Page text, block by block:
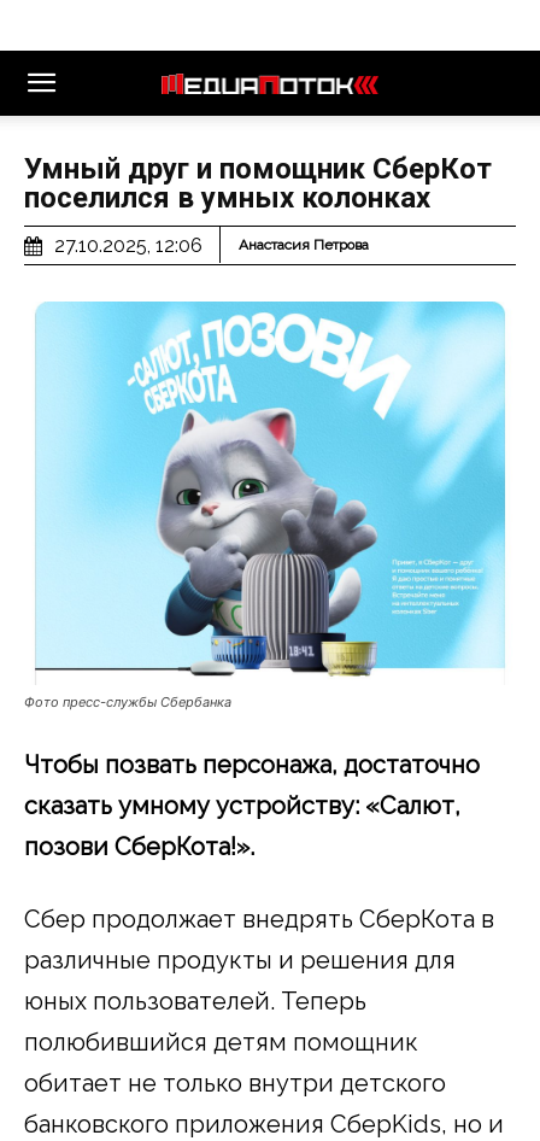
Умный друг и помощник СберКот
поселился в умных колонках
27.10.2025, 12:06 Анастасия Петрова
Фото пресс-службы Сбербанка
Чтобы позвать персонажа, достаточно
сказать умному устройству: «Салют,
позови СберКота!».
Сбер продолжает внедрять СберКота в
различные продукты и решения для
юных пользователей. Теперь
полюбившийся детям помощник
обитает не только внутри детского
банковского приложения СберKids, но и